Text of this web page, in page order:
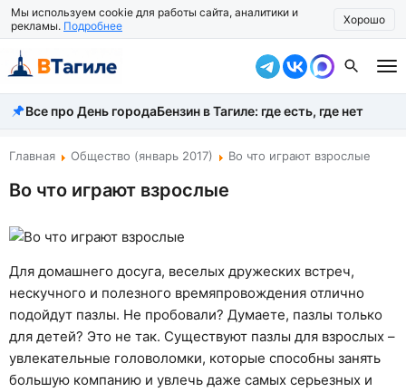
Мы используем cookie для работы сайта, аналитики и
рекламы. Подробнее Хорошо
Все новости
Происшествия
Город
Власть
Экономика
Общество
Рассказать новость
Все про День городаБензин в Тагиле: где есть, где нет
Главная Общество (январь 2017) Во что играют взрослые
Во что играют взрослые
Для домашнего досуга, веселых дружеских встреч,
нескучного и полезного времяпровождения отлично
подойдут пазлы. Не пробовали? Думаете, пазлы только
для детей? Это не так. Существуют пазлы для взрослых –
увлекательные головоломки, которые способны занять
большую компанию и увлечь даже самых серьезных и